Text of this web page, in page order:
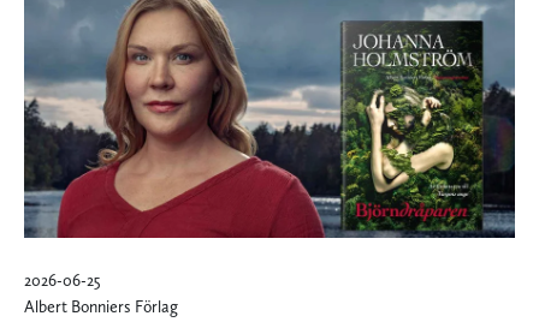
2026-06-25
Albert Bonniers Förlag